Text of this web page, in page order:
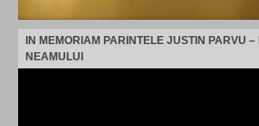
IN MEMORIAM PARINTELE JUSTIN PARVU
NEAMULUI